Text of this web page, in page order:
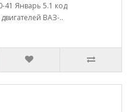
41 Январь 5.1 код
ВАЗ-..